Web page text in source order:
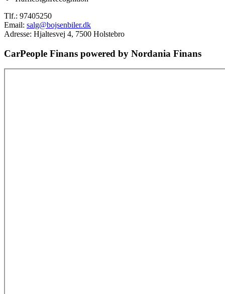
Tlf.: 97405250
Email: salg@bojsenbiler.dk
Adresse: Hjaltesvej 4, 7500 Holstebro
CarPeople Finans powered by Nordania Finans